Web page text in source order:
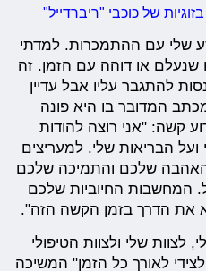
של כוכבי "ריברדייל"
שלי עם ההתמכרות. למדתי
או דוהה עם הזמן. זה
להתגבר עליו אבל עדיין
המדובר בו היא פונה
קשה: "אני רוצה להודות
הבריאות שלי. למעריצים
האהבה שלכם והתמיכה שלכם
המחשבות החיוביות שלכם
את הדרך בזמן הקשה הזה".
שלי ולצוות הטיפולי
לאורך כל הזמן" המשיכה